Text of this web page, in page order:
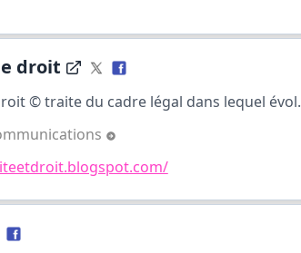
droit
© traite du cadre légal dans lequel